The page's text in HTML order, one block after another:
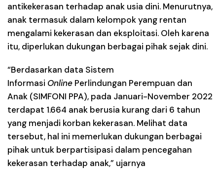
antikekerasan terhadap anak usia dini. Menurutnya,
anak termasuk dalam kelompok yang rentan
mengalami kekerasan dan eksploitasi. Oleh karena
itu, diperlukan dukungan berbagai pihak sejak dini.
“Berdasarkan data Sistem
Informasi Online Perlindungan Perempuan dan
Anak (SIMFONI PPA), pada Januari-November 2022
terdapat 1.664 anak berusia kurang dari 6 tahun
yang menjadi korban kekerasan. Melihat data
tersebut, hal ini memerlukan dukungan berbagai
pihak untuk berpartisipasi dalam pencegahan
kekerasan terhadap anak,” ujarnya